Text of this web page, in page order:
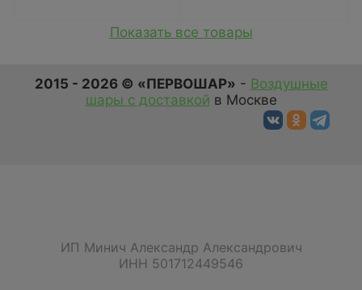
Показать все товары
2015 - 2026 © «ПЕРВОШАР» - Воздушные
шары с доставкой в Москве
ИП Минич Александр Александрович
ИНН 501712449546